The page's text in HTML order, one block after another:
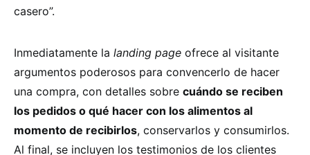
casero”.
Inmediatamente la landing page ofrece al visitante
argumentos poderosos para convencerlo de hacer
una compra, con detalles sobre cuándo se reciben
los pedidos o qué hacer con los alimentos al
momento de recibirlos, conservarlos y consumirlos.
Al final, se incluyen los testimonios de los clientes